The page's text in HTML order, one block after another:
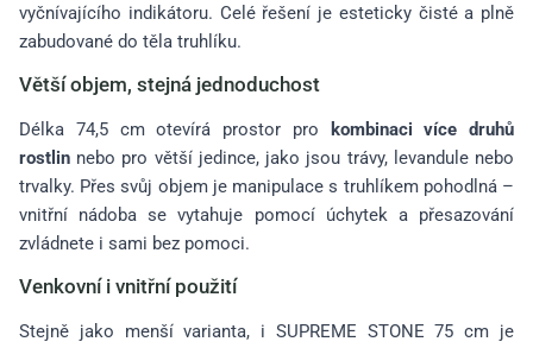
vyčnívajícího indikátoru. Celé řešení je esteticky čisté a plně
zabudované do těla truhlíku.
Větší objem, stejná jednoduchost
Délka 74,5 cm otevírá prostor pro
kombinaci více druhů
rostlin nebo pro větší jedince, jako jsou trávy, levandule nebo
trvalky. Přes svůj objem je manipulace s truhlíkem pohodlná –
vnitřní nádoba se vytahuje pomocí úchytek a přesazování
zvládnete i sami bez pomoci.
Venkovní i vnitřní použití
Stejně jako menší varianta, i SUPREME STONE 75 cm je